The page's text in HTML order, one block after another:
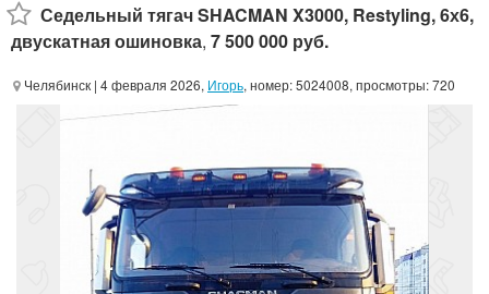
Седельный тягач SHACMAN X3000, Restyling, 6х6,
двускатная ошиновка, 7 500 000 руб.
Челябинск | 4 февраля 2026, Игорь, номер: 5024008, просмотры: 720